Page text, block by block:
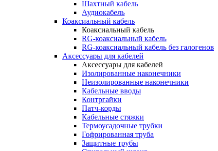
Шахтный кабель
Аудиокабель
Коаксиальный кабель
Коаксиальный кабель
RG-коаксиальный кабель
RG-коаксиальный кабель без галогенов
Аксессуары для кабелей
Аксессуары для кабелей
Изолированные наконечники
Неизолированные наконечники
Кабельные вводы
Контргайки
Патч-корды
Кабельные стяжки
Термоусадочные трубки
Гофрированная труба
Защитные трубы